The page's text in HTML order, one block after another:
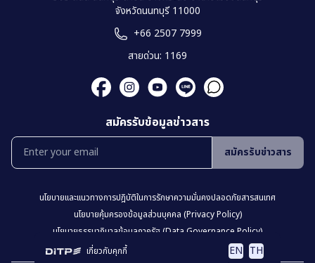
เกี่ยวกับคุกกี้ EN TH
จังหวัดนนทบุรี 11000
+66 2507 7999
สายด่วน: 1169
สมัครรับข้อมูลข่าวสาร
สมัครรับข่าวสาร
นโยบายเเละเเนวทางการปฎิบัติในการรักษาความมั่นคงปลอดภัยสารสนเทศ
นโยบายคุ้มครองข้อมูลส่วนบุคคล (Privacy Policy)
นโยบายธรรมาภิบาลข้อมูลภาครัฐ (Data Governance Policy)
นโยบายเว็บไซต์ (Website Policy)
การปฏิเสธความรับผิด (Disclaimer)